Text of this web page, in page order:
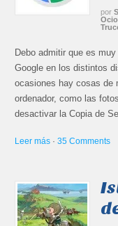
por
Ocio
Debo admitir que es
Google en los distintos
ocasiones hay cosas de
ordenador, como las
desactivar la Copia de
Leer más ·35 Comments